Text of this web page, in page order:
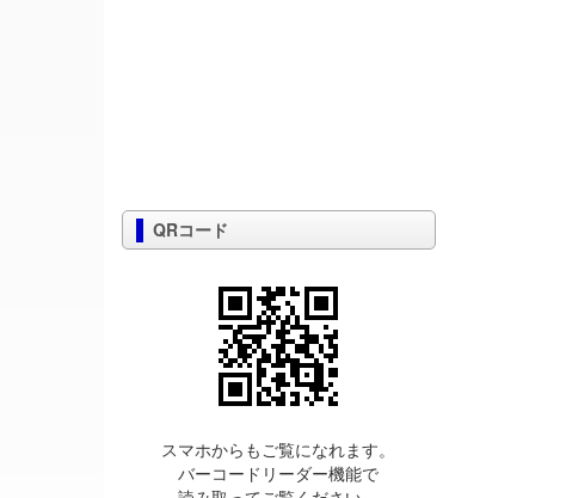
QRコード
スマホからもご覧になれます。
バーコードリーダー機能で